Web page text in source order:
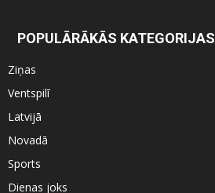
POPULĀRĀKĀS KATEGORIJAS
Ziņas
Ventspilī
Latvijā
Novadā
Sports
Dienas joks